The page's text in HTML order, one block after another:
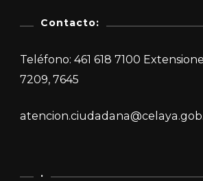
Contacto:
Teléfono: 461 618 7100
7209, 7645
.